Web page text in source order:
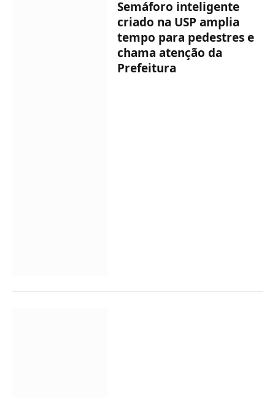
Semáforo inteligente
criado na USP amplia
tempo para pedestres e
chama atenção da
Prefeitura